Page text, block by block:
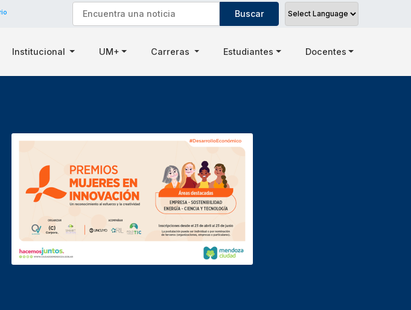
Institucional UM+ Carreras Estudiantes Docentes